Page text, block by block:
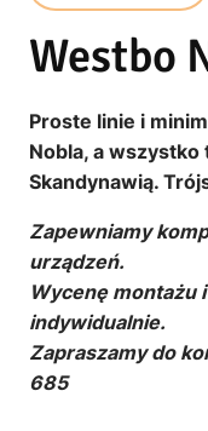
Westbo
Proste linie i
Nobla, a
Skandynawią.
Zapewniamy
urządzeń.
Wycenę montażu
indywidualnie.
Zapraszamy do
685